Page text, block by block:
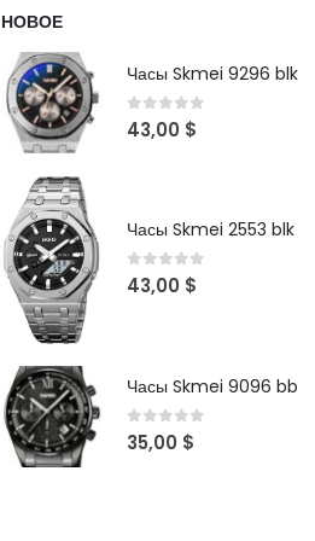
НОВОЕ
Часы Skmei 9296 blk
0 out of 5
43,00 $
Часы Skmei 2553 blk
0 out of 5
43,00 $
Часы Skmei 9096 bb
0out of 5
35,00 $